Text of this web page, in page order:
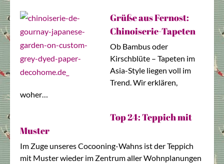
Grüße aus Fernost:
Chinoiserie-Tapeten
Ob Bambus oder
Kirschblüte – Tapeten im
Asia-Style liegen voll im
Trend. Wir erklären,
woher…
Top 24: Teppich mit
Muster
Im Zuge unseres Cocooning-Wahns ist der Teppich
mit Muster wieder im Zentrum aller Wohnplanungen